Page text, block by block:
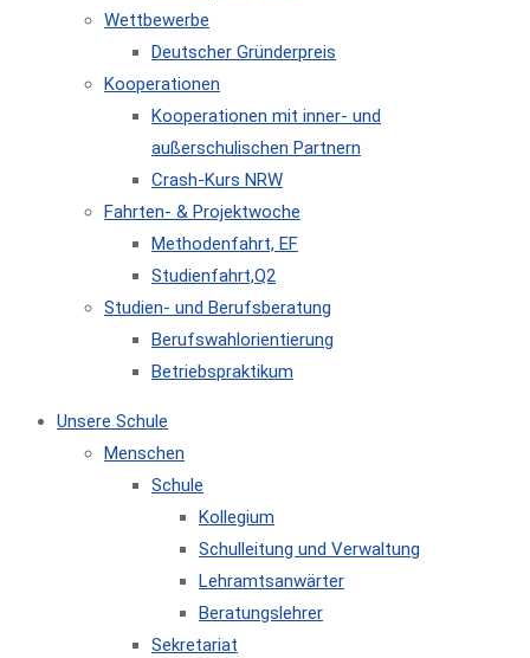
Wettbewerbe
Deutscher Gründerpreis
Kooperationen
Kooperationen mit inner- und
außerschulischen Partnern
Crash-Kurs NRW
Fahrten- & Projektwoche
Methodenfahrt, EF
Studienfahrt,Q2
Studien- und Berufsberatung
Berufswahlorientierung
Betriebspraktikum
Unsere Schule
Menschen
Schule
Kollegium
Schulleitung und Verwaltung
Lehramtsanwärter
Beratungslehrer
Sekretariat